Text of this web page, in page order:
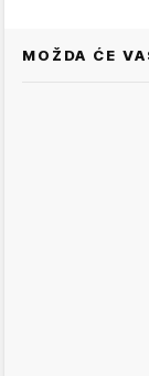
MOŽDA ĆE